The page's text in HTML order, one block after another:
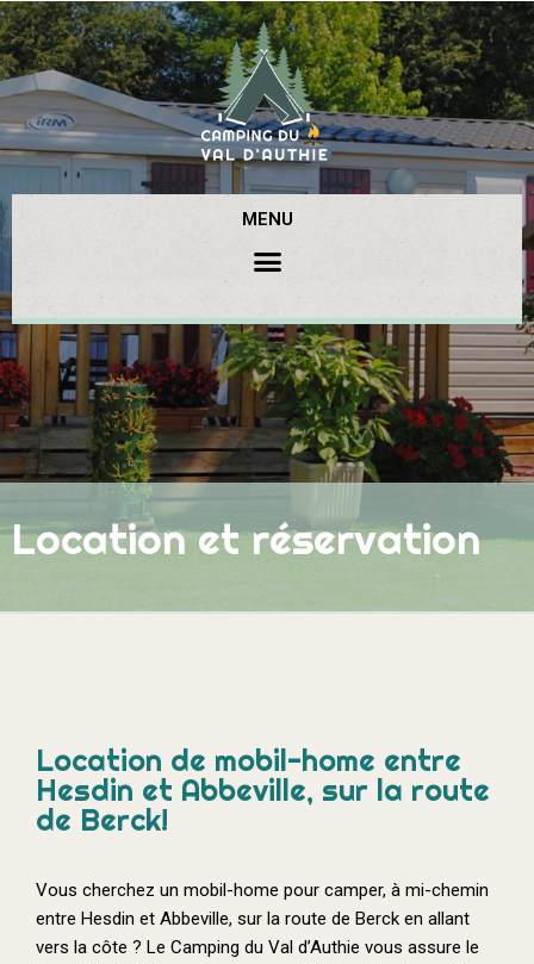
MENU
Location et réservation
Location de mobil-home entre
Hesdin et Abbeville, sur la route
de Berck!
Vous cherchez un mobil-home pour camper, à mi-chemin
entre Hesdin et Abbeville, sur la route de Berck en allant
vers la côte ? Le Camping du Val d’Authie vous assure le
Panneau de gestion des cookies